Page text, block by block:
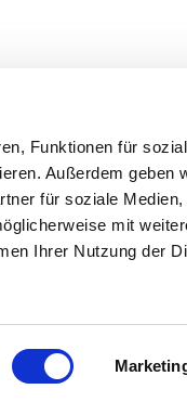
Funktionen für
Außerdem geben
für soziale Medien,
mit
Ihrer Nutzung der
EN